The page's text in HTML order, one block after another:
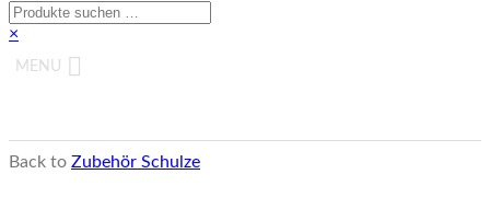
×
MENU
Back to Zubehör Schulze